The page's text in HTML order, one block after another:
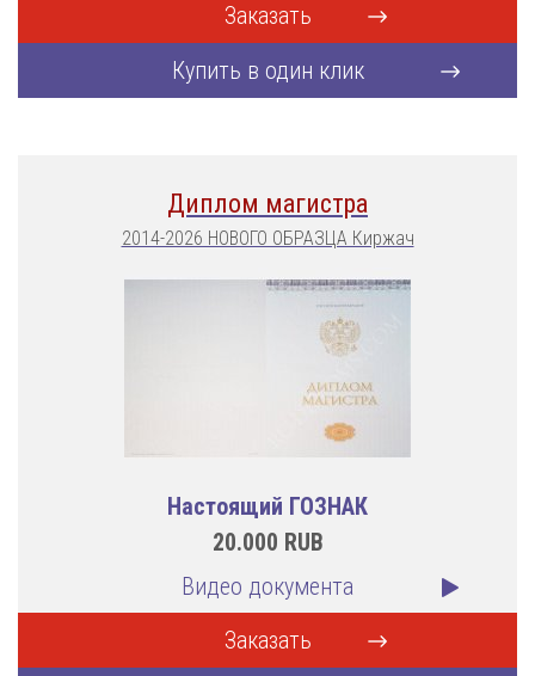
Заказать
Купить в один клик
Диплом магистра
2014-2026 НОВОГО ОБРАЗЦА Киржач
Настоящий ГОЗНАК
20.000 RUB
Видео документа
Заказать